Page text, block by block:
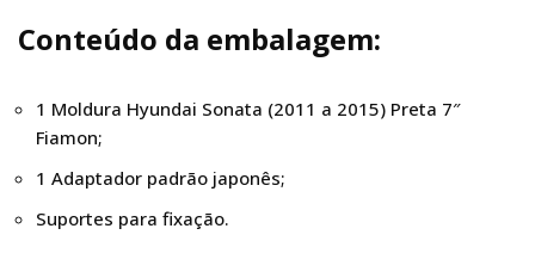
Conteúdo da embalagem:
1 Moldura Hyundai Sonata (2011 a 2015) Preta 7″
Fiamon;
1 Adaptador padrão japonês;
Suportes para fixação.